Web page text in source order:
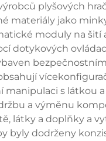
plyšových
materiály jako
moduly na
dotykových
s látkou
a výměnu
látky a doplňky a
byly dodrženy